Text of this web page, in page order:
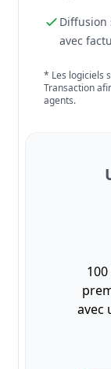
Diffusion
avec
* Les logiciels
Transaction
agents.
avec